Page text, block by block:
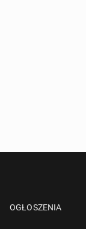
OGŁOSZENIA